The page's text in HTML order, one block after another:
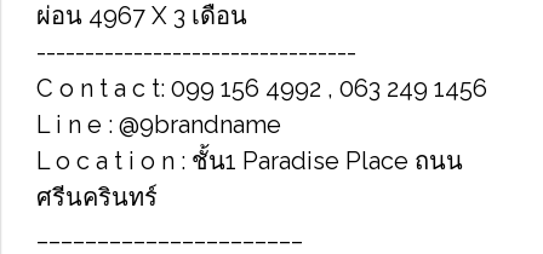
ผ่อน 4967 X 3 เดือน
---------------------------------
C o n t a c t: 099 156 4992 , 063 249 1456
L i n e : @9brandname
L o c a t i o n : ชั้น1 Paradise Place ถนน
ศรีนครินทร์